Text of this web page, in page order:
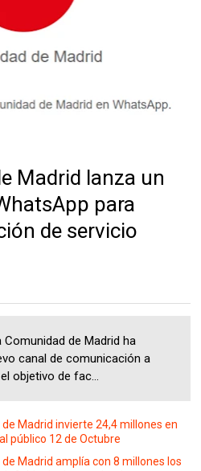
Madrid lanza un
para
de servicio
de Madrid ha
canal de comunicación a
objetivo de fac...
de Madrid invierte 24,4 millones en
público 12 de Octubre
de Madrid amplía con 8 millones los